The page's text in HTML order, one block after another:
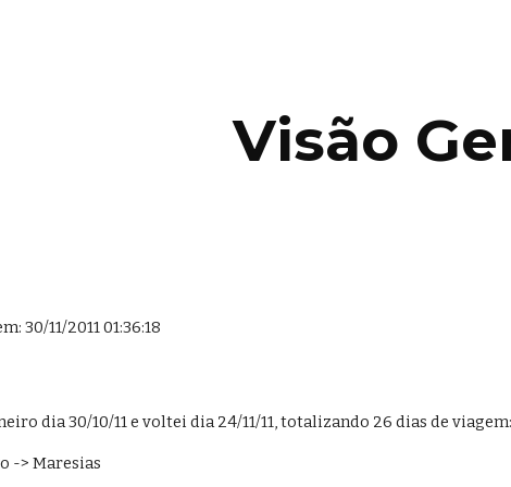
Visão
30/11/2011 01:36:18
dia 30/10/11 e voltei dia 24/11/11, totalizando 26 dias de viagem:
-> Maresias